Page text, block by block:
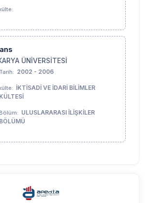
ÜNİVERSİTESİ
Tarih: 2002 - 2006
İKTİSADİ VE İDARİ BİLİMLER
ULUSLARARASI İLİŞKİLER
BÖLÜMÜ